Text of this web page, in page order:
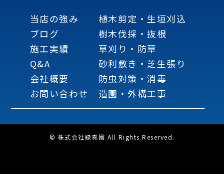
当店の強み
ブログ
施工実績
Q&A
会社概要
お問い合わせ
植木剪定・生垣刈込
樹木伐採・抜根
草刈り・防草
砂利敷き・芝生張り
防虫対策・消毒
造園・外構工事
© 株式会社緑真園 All Rights Reserved.